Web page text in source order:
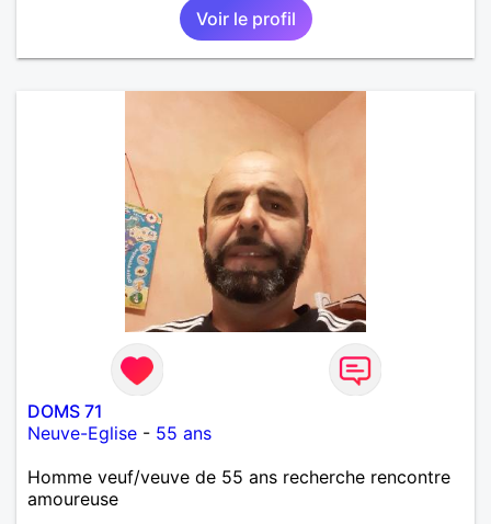
Voir le profil
DOMS 71
Neuve-Eglise - 55 ans
Homme veuf/veuve de 55 ans recherche rencontre
amoureuse